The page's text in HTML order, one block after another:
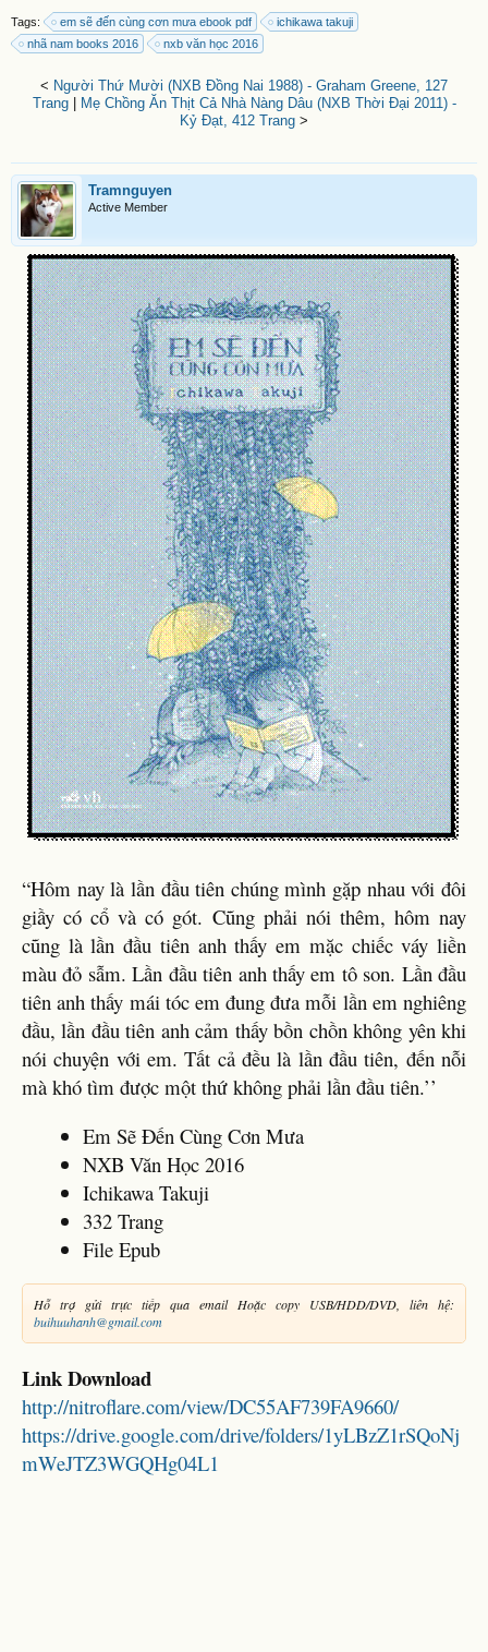
Tags: em sẽ đến cùng cơn mưa ebook pdf
ichikawa takuji
nhã nam books 2016
nxb văn học 2016
< Người Thứ Mười (NXB Đồng Nai 1988) - Graham Greene, 127
Trang|
Mẹ Chồng Ăn Thịt Cả Nhà Nàng Dâu (NXB Thời Đại 2011) -
Kỷ Đạt, 412 Trang >
Tramnguyen
Active Member
“Hôm nay là lần đầu tiên chúng mình gặp nhau với đôi
giầy có cổ và có gót. Cũng phải nói thêm, hôm nay
cũng là lần đầu tiên anh thấy em mặc chiếc váy liền
màu đỏ sẫm. Lần đầu tiên anh thấy em tô son. Lần đầu
tiên anh thấy mái tóc em đung đưa mỗi lần em nghiêng
đầu, lần đầu tiên anh cảm thấy bồn chồn không yên khi
nói chuyện với em. Tất cả đều là lần đầu tiên, đến nỗi
mà khó tìm được một thứ không phải lần đầu tiên.’’
Em Sẽ Đến Cùng Cơn Mưa
NXB Văn Học 2016
Ichikawa Takuji
332 Trang
File Epub
Hỗ trợ gửi trực tiếp qua email Hoặc copy USB/HDD/DVD, liên hệ:
buihuuhanh@gmail.com
Link Download
http://nitroflare.com/view/DC55AF739FA9660/
https://drive.google.com/drive/folders/1yLBzZ1rSQoNj
mWeJTZ3WGQHg04L1